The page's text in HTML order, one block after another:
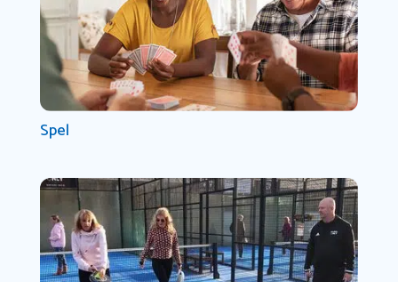
Spel